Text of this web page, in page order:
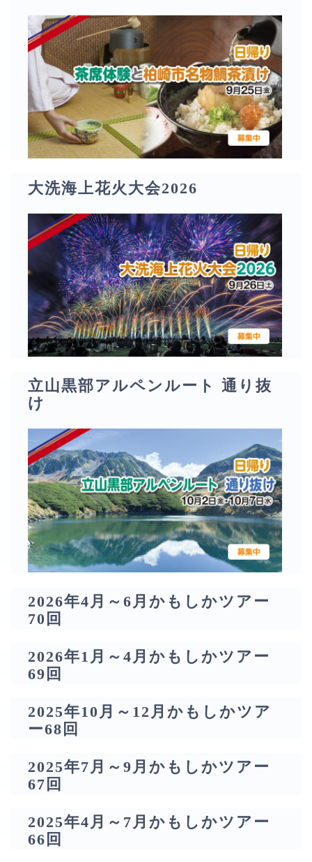
大洗海上花火大会2026
立山黒部アルペンルート 通り抜
け
2026年4月～6月かもしかツアー
70回
2026年1月～4月かもしかツアー
69回
2025年10月～12月かもしかツア
ー68回
2025年7月～9月かもしかツアー
67回
2025年4月～7月かもしかツアー
66回